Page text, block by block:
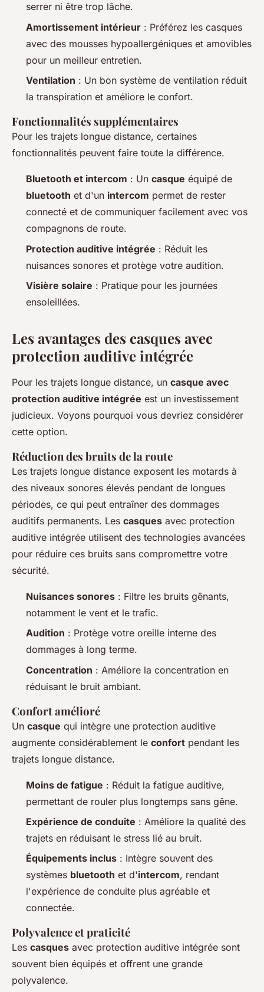
serrer ni être trop lâche.
Amortissement intérieur : Préférez les casques
avec des mousses hypoallergéniques et amovibles
pour un meilleur entretien.
Ventilation : Un bon système de ventilation réduit
la transpiration et améliore le confort.
Fonctionnalités supplémentaires
Pour les trajets longue distance, certaines
fonctionnalités peuvent faire toute la différence.
Bluetooth et intercom : Un casque équipé de
bluetooth et d'un intercom permet de rester
connecté et de communiquer facilement avec vos
compagnons de route.
Protection auditive intégrée : Réduit les
nuisances sonores et protège votre audition.
Visière solaire : Pratique pour les journées
ensoleillées.
Les avantages des casques avec
protection auditive intégrée
Pour les trajets longue distance, un casque avec
protection auditive intégrée est un investissement
judicieux. Voyons pourquoi vous devriez considérer
cette option.
Réduction des bruits de la route
Les trajets longue distance exposent les motards à
des niveaux sonores élevés pendant de longues
périodes, ce qui peut entraîner des dommages
auditifs permanents. Les casques avec protection
auditive intégrée utilisent des technologies avancées
pour réduire ces bruits sans compromettre votre
sécurité.
Nuisances sonores : Filtre les bruits gênants,
notamment le vent et le trafic.
Audition : Protège votre oreille interne des
dommages à long terme.
Concentration : Améliore la concentration en
réduisant le bruit ambiant.
Confort amélioré
Un casque qui intègre une protection auditive
augmente considérablement le confort pendant les
trajets longue distance.
Moins de fatigue : Réduit la fatigue auditive,
permettant de rouler plus longtemps sans gêne.
Expérience de conduite : Améliore la qualité des
trajets en réduisant le stress lié au bruit.
Équipements inclus : Intègre souvent des
systèmes bluetooth et d'intercom, rendant
l'expérience de conduite plus agréable et
connectée.
Polyvalence et praticité
Les casques avec protection auditive intégrée sont
souvent bien équipés et offrent une grande
polyvalence.